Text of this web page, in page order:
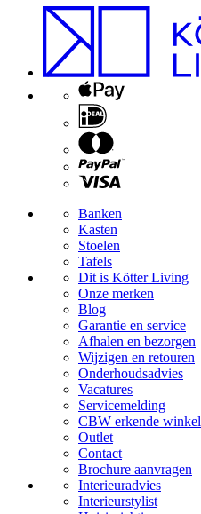
Banken
Kasten
Stoelen
Tafels
Dit is Kötter Living
Onze merken
Blog
Garantie en service
Afhalen en bezorgen
Wijzigen en retouren
Onderhoudsadvies
Vacatures
Servicemelding
CBW erkende winkel
Outlet
Contact
Brochure aanvragen
Interieuradvies
Interieurstylist